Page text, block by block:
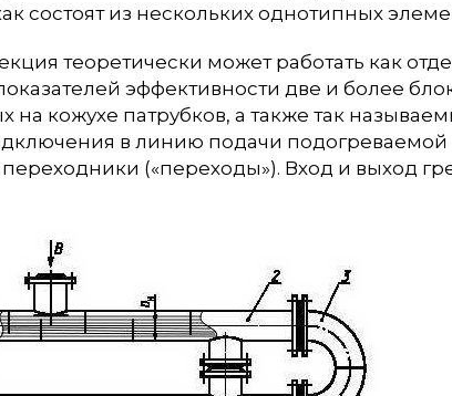
состоят из нескольких однотипных
теоретически может работать как
эффективности две и более
на кожухе патрубков, а также так
в линию подачи подогреваемой
(«переходы»). Вход и выход